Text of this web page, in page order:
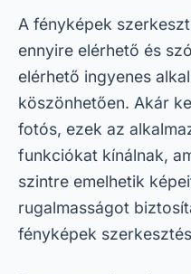
A fényképek
ennyire elérhető és
elérhető ingyenes
köszönhetően. Akár
fotós, ezek az
funkciókat kínálnak,
szintre emelhetik
rugalmasságot
fényképek